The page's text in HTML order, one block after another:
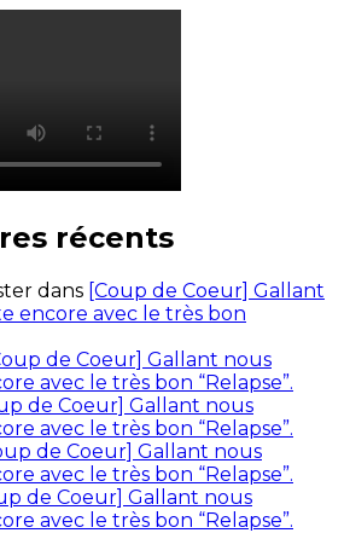
récents
dans [Coup de Coeur] Gallant
encore avec le très bon
de Coeur] Gallant nous
avec le très bon “Relapse”.
de Coeur] Gallant nous
avec le très bon “Relapse”.
de Coeur] Gallant nous
avec le très bon “Relapse”.
de Coeur] Gallant nous
avec le très bon “Relapse”.